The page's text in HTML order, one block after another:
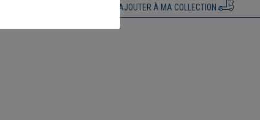
AJOUTER À MA COLLECTION